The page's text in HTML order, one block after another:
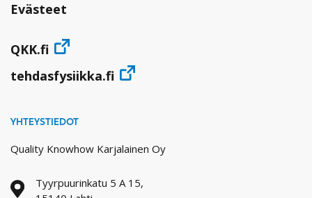
Evästeet
QKK.fi
tehdasfysiikka.fi
YHTEYSTIEDOT
Quality Knowhow Karjalainen Oy
Tyyrpuurinkatu 5 A 15,